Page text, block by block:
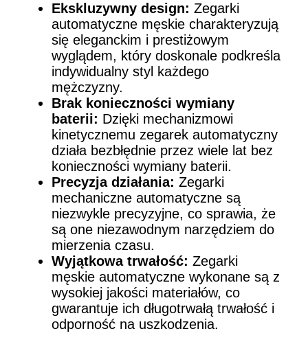
Ekskluzywny design: Zegarki
automatyczne męskie charakteryzują
się eleganckim i prestiżowym
wyglądem, który doskonale podkreśla
indywidualny styl każdego
mężczyzny.
Brak konieczności wymiany
baterii: Dzięki mechanizmowi
kinetycznemu zegarek automatyczny
działa bezbłędnie przez wiele lat bez
konieczności wymiany baterii.
Precyzja działania: Zegarki
mechaniczne automatyczne są
niezwykle precyzyjne, co sprawia, że
są one niezawodnym narzędziem do
mierzenia czasu.
Wyjątkowa trwałość: Zegarki
męskie automatyczne wykonane są z
wysokiej jakości materiałów, co
gwarantuje ich długotrwałą trwałość i
odporność na uszkodzenia.